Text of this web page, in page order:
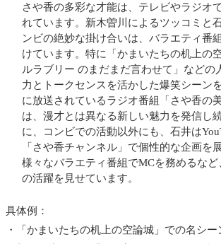
さや香の多彩な才能は、テレビやラジオ
れています。新木曽川によるツッコミと
ンビの絶妙な掛け合いは、バラエティ番
けています。特に「かまいたちの机上の
ルラブリー のまだまだ言わせて」などの
力とトークセンスを活かした爆笑シーン
に放送されているラジオ番組「さや香の
は、漫才とは異なる新しい魅力を発信し
に、コンビでの活動以外にも、石井は
「さや香チャンネル」で個性的な企画を
様々なバラエティ番組でMCを務めるなど
の活躍を見せています。
具体例：
・「かまいたちの机上の空論城」での名シ